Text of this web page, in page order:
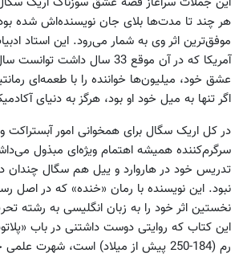
هر چند تا مدت‌ها بلای جان نویسنده‌‌اش شده بود
موفق‌ترین اثر وی به شمار می‌رود. این استاد
عشق خود، میلیون‌ها خواننده را با طعمه‌ای
اگر تنها به میل خود او بود، هرگز به دنیای
در کل اریک سگال برای همخوانی امور آبستراکت
سرگرم‌کننده همیشه اهتمام ویژه‌ای مبذول
تدریس خود در هاروارد و ییل هم سگال چندان
نبود. این نویسنده با رمان «خنده» که در اصل
نخستین اثر خود را به زبان انگلیسی به رشته
این کتاب که روایتی دوست داشتنی در باب
رم (184-250 پیش از میلاد) است، شهرت علمی خویش را بنیان نهاد.